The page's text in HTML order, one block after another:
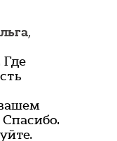
,
Где